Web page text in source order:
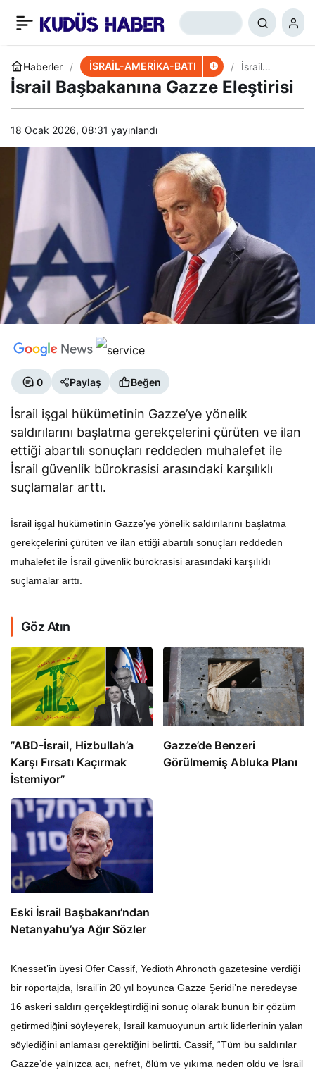
Haberler İSRAİL-AMERİKA-BATI
İsrail
Başbakanın
a Gazze
İsrail Başbakanına Gazze Eleştirisi
18 Ocak 2026, 08:31 yayınlandı
0 Paylaş Beğen
İsrail işgal hükümetinin Gazze’ye yönelik
saldırılarını başlatma gerekçelerini çürüten ve ilan
ettiği abartılı sonuçları reddeden muhalefet ile
İsrail güvenlik bürokrasisi arasındaki karşılıklı
suçlamalar arttı.
İsrail işgal hükümetinin Gazze’ye yönelik saldırılarını başlatma
gerekçelerini çürüten ve ilan ettiği abartılı sonuçları reddeden
muhalefet ile İsrail güvenlik bürokrasisi arasındaki karşılıklı
suçlamalar arttı.
Göz Atın
​​​​​​​”ABD-İsrail, Hizbullah’a
Karşı Fırsatı Kaçırmak
İstemiyor”
​​​​​​​Gazze’de Benzeri
Görülmemiş Abluka Planı
Eski İsrail Başbakanı’ndan
Netanyahu’ya Ağır Sözler
Knesset’in üyesi Ofer Cassif, Yedioth Ahronoth gazetesine verdiği
bir röportajda, İsrail’in 20 yıl boyunca Gazze Şeridi’ne neredeyse
16 askeri saldırı gerçekleştirdiğini sonuç olarak bunun bir çözüm
getirmediğini söyleyerek, İsrail kamuoyunun artık liderlerinin yalan
söylediğini anlaması gerektiğini belirtti. Cassif, “Tüm bu saldırılar
Gazze’de yalnızca acı, nefret, ölüm ve yıkıma neden oldu ve İsrail
Kudüs’te Gerilim!
Netanyahu: Öldürürüz
+ 0 Paylaş